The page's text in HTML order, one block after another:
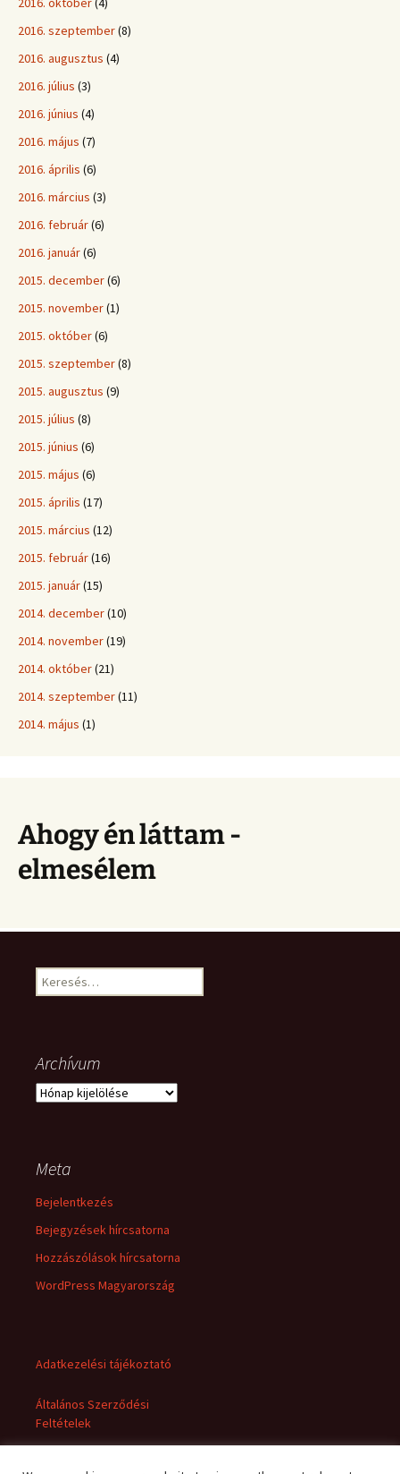
2016. szeptember(8)
2016. augusztus (4)
2016. július (3)
2016. június (4)
2016. május (7)
2016. április (6)
2016. március (3)
2016. február(6)
2016. január(6)
2015. december(6)
2015. november(1)
2015. október(6)
2015. szeptember(8)
2015. augusztus (9)
2015. július (8)
2015. június (6)
2015. május (6)
2015. április (17)
2015. március (12)
2015. február(16)
2015. január(15)
2014. december(10)
2014. november(19)
2014. október(21)
2014. szeptember(11)
2014. május (1)
Ahogy én láttam -
elmesélem
Keresés:
Archívum
Archívum
Meta
Bejelentkezés
Bejegyzések hírcsatorna
Hozzászólások hírcsatorna
WordPress Magyarország
Adatkezelési tájékoztató
Általános Szerződési
Feltételek